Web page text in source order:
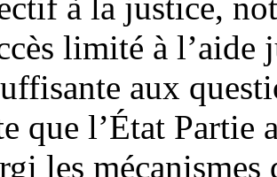
à la justice,
limité à
aux
que l’État Partie
les